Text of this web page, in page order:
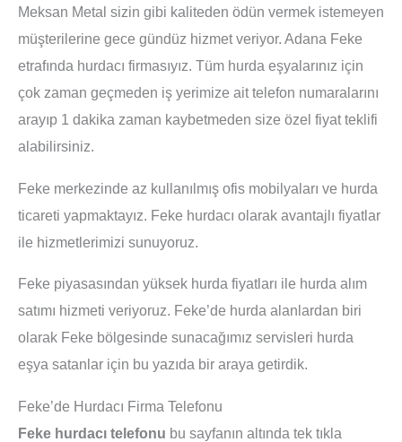
Meksan Metal sizin gibi kaliteden ödün vermek istemeyen
müşterilerine gece gündüz hizmet veriyor. Adana Feke
etrafında hurdacı firmasıyız. Tüm hurda eşyalarınız için
çok zaman geçmeden iş yerimize ait telefon numaralarını
arayıp 1 dakika zaman kaybetmeden size özel fiyat teklifi
alabilirsiniz.
Feke merkezinde az kullanılmış ofis mobilyaları ve hurda
ticareti yapmaktayız. Feke hurdacı olarak avantajlı fiyatlar
ile hizmetlerimizi sunuyoruz.
Feke piyasasından yüksek hurda fiyatları ile hurda alım
satımı hizmeti veriyoruz. Feke’de hurda alanlardan biri
olarak Feke bölgesinde sunacağımız servisleri hurda
eşya satanlar için bu yazıda bir araya getirdik.
Feke’de Hurdacı Firma Telefonu
Feke hurdacı telefonu bu sayfanın altında tek tıkla